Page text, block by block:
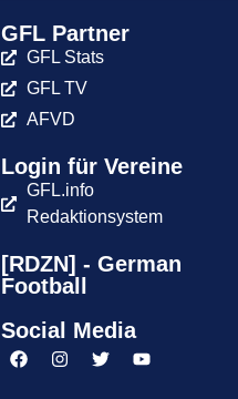
GFL Partner
GFL Stats
GFL TV
AFVD
Login für Vereine
GFL.info
Redaktionsystem
[RDZN] - German
Football
Social Media